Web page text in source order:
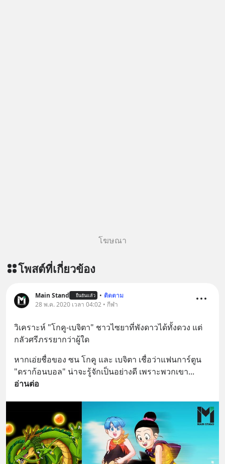
โฆษณา
โพสต์ที่เกี่ยวข้อง
Main Stand ยืนยันแล้ว • ติดตาม
28 พ.ค. 2020 เวลา 04:02 • กีฬา
วิเคราะห์ "โกคู-เบจิตา" ชาวไซยาที่พังดาวได้ทั้งดวง แต่
กลัวศรีภรรยากว่าผู้ใด
หากเอ่ยชื่อของ ซน โกคู และ เบจิตา เชื่อว่าแฟนการ์ตูน
"ดราก้อนบอล" น่าจะรู้จักเป็นอย่างดี เพราะพวกเขา
อ่านต่อ